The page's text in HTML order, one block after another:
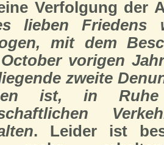
Verfolgung der
lieben Friedens
mit dem
vorigen
zweite
ist, in
. Leider ist